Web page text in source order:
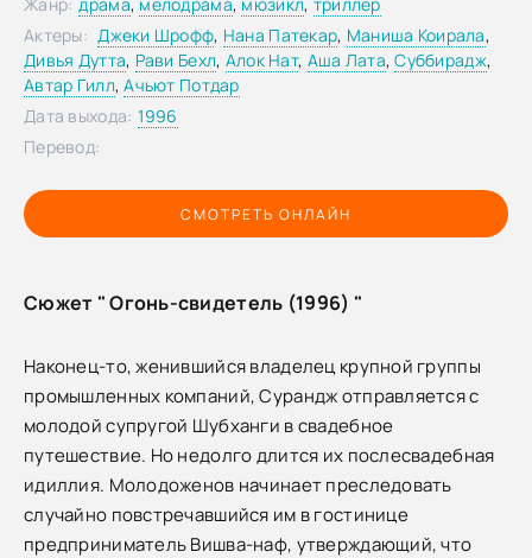
СМОТРЕТЬ ОНЛАЙН
Актеры: Джеки Шрофф, Нана Патекар, Маниша Коирала,
Дивья Дутта, Рави Бехл, Алок Нат, Аша Лата,Суббирадж,
Автар Гилл,Ачьют Потдар
Дата выхода: 1996
Перевод:
Сюжет " Огонь-свидетель (1996) "
Наконец-то, женившийся владелец крупной группы
промышленных компаний, Сурандж отправляется с
молодой супругой Шубханги в свадебное
путешествие. Но недолго длится их послесвадебная
идиллия. Молодоженов начинает преследовать
случайно повстречавшийся им в гостинице
предприниматель Вишва-наф, утверждающий, что